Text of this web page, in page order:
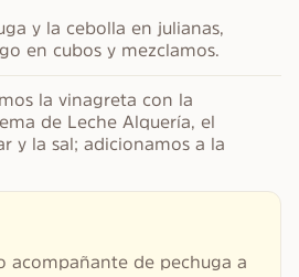
y la cebolla en julianas,
en cubos y mezclamos.
la vinagreta con la
de Leche Alquería, el
y la sal; adicionamos a la
acompañante de pechuga a